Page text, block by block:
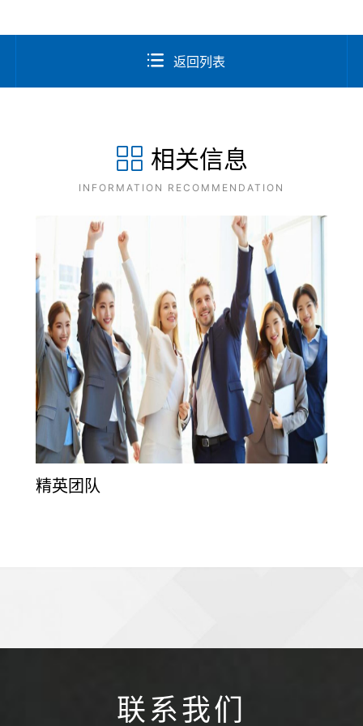
返回列表
相关信息
INFORMATION RECOMMENDATION
精英团队
联系我们